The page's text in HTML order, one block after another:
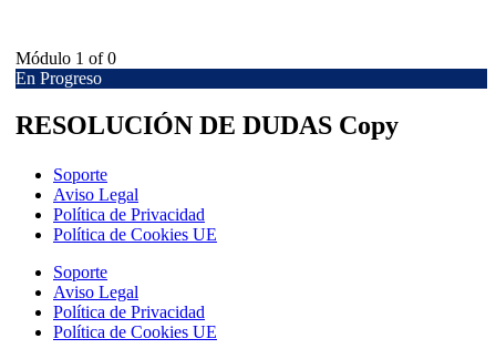
Módulo 1of 0
En Progreso
RESOLUCIÓN DE DUDAS Copy
Soporte
Aviso Legal
Política de Privacidad
Política de Cookies UE
Soporte
Aviso Legal
Política de Privacidad
Política de Cookies UE